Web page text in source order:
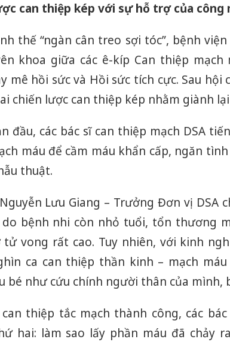
can thiệp kép với sự hỗ trợ của công
thế “ngàn cân treo sợi tóc”, bệnh
khoa giữa các ê-kíp Can thiệp mạch
mê hồi sức và Hồi sức tích cực. Sau hội
chiến lược can thiệp kép nhằm giành
đầu, các bác sĩ can thiệp mạch DSA
máu để cầm máu khẩn cấp, ngăn
thuật.
Nguyễn Lưu Giang – Trưởng Đơn vị DSA
bệnh nhi còn nhỏ tuổi, tổn thương
tử vong rất cao. Tuy nhiên, với kinh
ca can thiệp thần kinh – mạch
bé như cứu chính người thân của mình,
thiệp tắc mạch thành công, các
hai: làm sao lấy phần máu đã chảy